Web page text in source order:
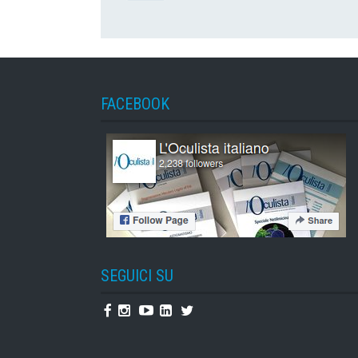
FACEBOOK
SEGUICI SU
Facebook
Instagram
YoutubeLinkedin
Twitter